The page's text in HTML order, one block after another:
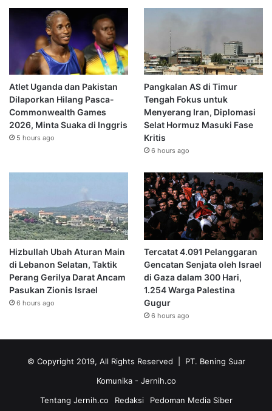
Atlet Uganda dan Pakistan
Dilaporkan Hilang Pasca-
Commonwealth Games
2026, Minta Suaka di Inggris
5 hours ago
Pangkalan AS di Timur
Tengah Fokus untuk
Menyerang Iran, Diplomasi
Selat Hormuz Masuki Fase
Kritis
6 hours ago
Hizbullah Ubah Aturan Main
di Lebanon Selatan, Taktik
Perang Gerilya Darat Ancam
Pasukan Zionis Israel
6 hours ago
Tercatat 4.091 Pelanggaran
Gencatan Senjata oleh Israel
di Gaza dalam 300 Hari,
1.254 Warga Palestina
Gugur
6 hours ago
© Copyright 2019, All Rights Reserved | PT. Bening Suar
Komunika - Jernih.co
Tentang Jernih.co
Redaksi Pedoman Media Siber